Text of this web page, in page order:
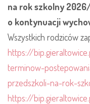
na rok szkolny
o kontynuacji
Wszystkich rodziców
https://
terminow-
przedszkoli-na-rok-
https://